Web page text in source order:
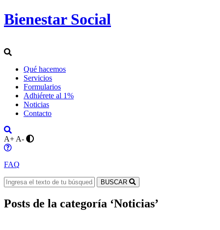
Bienestar Social
Qué hacemos
Servicios
Formularios
Adhiérete al 1%
Noticias
Contacto
A+ A-
FAQ
BUSCAR
Posts de la categoría ‘Noticias’